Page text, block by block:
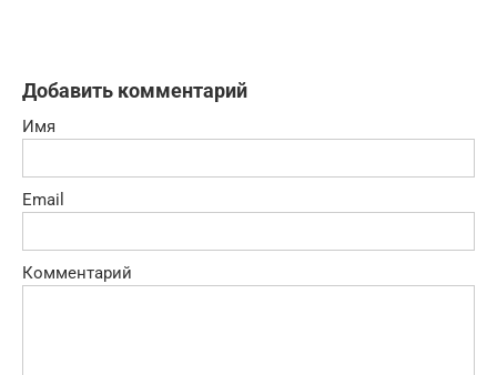
Добавить комментарий
Имя
Email
Комментарий